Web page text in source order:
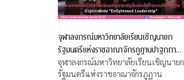
จุฬาลงกรณ์มหาวิทยาลัยเรียนเชิญนายก
รัฐมนตรีแห่งราชอาณาจักรภูฏานปาฐกถา
พิเศษ “Enlightened Leadership”
จุฬาลงกรณ์มหาวิทยาลัยเรียนเชิญนายก
รัฐมนตรีแห่งราชอาณาจักรภูฏาน